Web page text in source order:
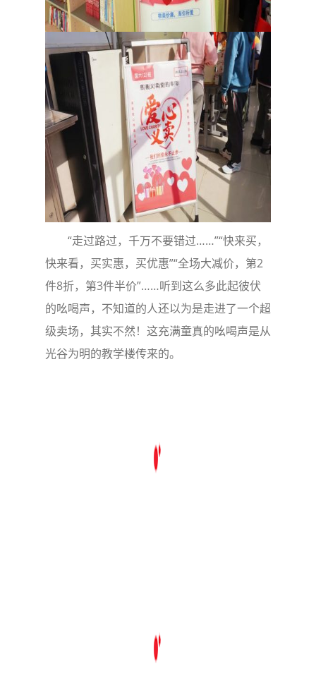
“走过路过，千万不要错过……”“快来买，
快来看，买实惠，买优惠”“全场大减价，第2
件8折，第3件半价”……听到这么多此起彼伏
的吆喝声，不知道的人还以为是走进了一个超
级卖场，其实不然！这充满童真的吆喝声是从
光谷为明的教学楼传来的。